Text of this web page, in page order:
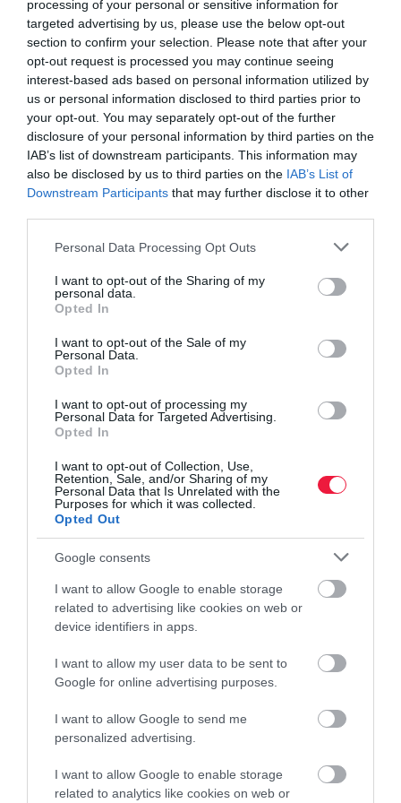
processing of your personal or sensitive information for
targeted advertising by us, please use the below opt-out
section to confirm your selection. Please note that after your
opt-out request is processed you may continue seeing
interest-based ads based on personal information utilized by
us or personal information disclosed to third parties prior to
your opt-out. You may separately opt-out of the further
disclosure of your personal information by third parties on the
IAB’s list of downstream participants. This information may
also be disclosed by us to third parties on the IAB’s List of
Downstream Participants that may further disclose it to other
Please note that this website/app uses one or more Google
not limited to your visit or usage behaviour. You may click to
grant or deny consent to Google and its third-party tags to
use your data for below specified purposes in below Google
consent section.
Personal Data Processing Opt Outs
I want to opt-out of the Sharing of my
personal data.
Opted In
I want to opt-out of the Sale of my
Personal Data.
Opted In
I want to opt-out of processing my
Personal Data for Targeted Advertising.
Opted In
I want to opt-out of Collection, Use,
Retention, Sale, and/or Sharing of my
Personal Data that Is Unrelated with the
Purposes for which it was collected.
Opted Out
Google consents
I want to allow Google to enable storage
related to advertising like cookies on web or
device identifiers in apps.
I want to allow my user data to be sent to
Google for online advertising purposes.
I want to allow Google to send me
personalized advertising.
I want to allow Google to enable storage
related to analytics like cookies on web or
megoldásokat .
Mondok egy példát. A Facebook hirdetések a mesterséges
intelligenciát használva nagyon pontosan megtalálják azokat az
ügyfeleket, akik a megrendelőink lehetnek. A legfontosabb, hogy
értsük meg a technológiát. Erre vannak ingyenes kurzusok az
interneten, a legjobb a Stanford Egyetem Machine Learning
kurzusa. Egy ilyen tanfolyam segít eldönteni, kell-e az adott
bevezetésének és alkalmazásának a részleteit. Bár a feladat nem
kerülhetünk a versenytársakkal
szemben. Mint más területen, itt is
nyitottság és az innovatív gondolkodás
Összegezve: nem kell mindenkinek azonnal alkalmaznia, de
azoknak,akiknek hasznos lehet, ezt mielőbb fel kell ismerniük
​Említette, nem könnyű feladat az MI
gyakorlati alkalmazása. Miért?
A vállalkozások hozzáállása ehhez a témához ugyanolyan, mint a
webes jelenléthez vagy a digitalizációhoz.
Mindenki másra
esküszik, máshogyan lépeget előre ezeken a területeken. Ahogyan
nincs két egyforma cég, úgynincs két egyforma MI megoldás
sem. Vannak ugyan minden ágazatban bevált gyakorlatok, ám a
termelődő adatok mennyisége és minősége, az azok alapján
levonható következtetések minden helyen mások. Márpedig
MI projekt 80 százaléka az adatok
gyűjtéséről, tisztításáról,
rendszerezéséről szól.
Ezért aztán például egy vállalatirányítási rendszert (ERP, CRM)
már használó vállalkozás előnyben van azzal szemben, amelyik